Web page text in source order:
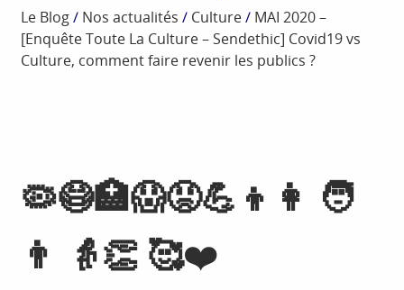
Le Blog/ Nos actualités / Culture/ MAI 2020 –
[Enquête Toute La Culture – Sendethic] Covid19 vs
Culture, comment faire revenir les publics ?
🦠😷🏥😱😡💪👦👩 🧑
👨 👵👏 🥰❤️